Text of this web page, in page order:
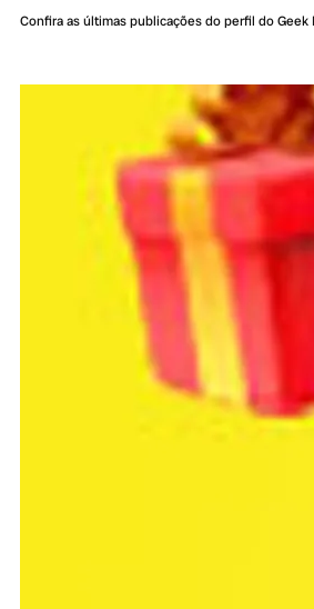
Confira as últimas publicações do perfil do Geek